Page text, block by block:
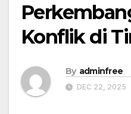
Konflik di
By adminfree
DEC 22, 2025